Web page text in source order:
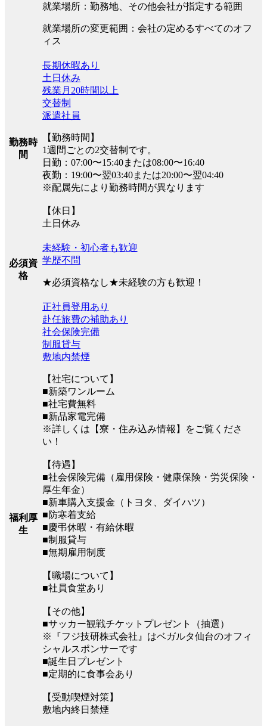
就業場所：勤務地、その他会社が指定する範囲
就業場所の変更範囲：会社の定めるすべてのオフ
ィス
勤務時
間
長期休暇あり
土日休み
残業月20時間以上
交替制
派遣社員
【勤務時間】
1週間ごとの2交替制です。
日勤：07:00〜15:40または08:00〜16:40
夜勤：19:00〜翌03:40または20:00〜翌04:40
※配属先により勤務時間が異なります
【休日】
土日休み
必須資
格
未経験・初心者も歓迎
学歴不問
★必須資格なし★未経験の方も歓迎！
福利厚
生
正社員登用あり
赴任旅費の補助あり
社会保険完備
制服貸与
敷地内禁煙
【社宅について】
■新築ワンルーム
■社宅費無料
■新品家電完備
※詳しくは【寮・住み込み情報】をご覧くださ
い！
【待遇】
■社会保険完備（雇用保険・健康保険・労災保険・
厚生年金）
■新車購入支援金（トヨタ、ダイハツ）
■防寒着支給
■慶弔休暇・有給休暇
■制服貸与
■無期雇用制度
【職場について】
■社員食堂あり
【その他】
■サッカー観戦チケットプレゼント（抽選）
※『フジ技研株式会社』はベガルタ仙台のオフィ
シャルスポンサーです
■誕生日プレゼント
■定期的に食事会あり
【受動喫煙対策】
敷地内終日禁煙